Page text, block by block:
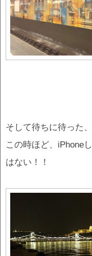
そして待ちに待った
この時ほど、iPhone
はない！！